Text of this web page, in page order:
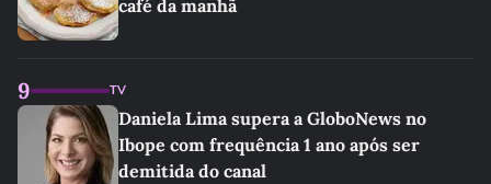
café da manhã
9 TV
Daniela Lima supera a GloboNews no
Ibope com frequência 1 ano após ser
demitida do canal